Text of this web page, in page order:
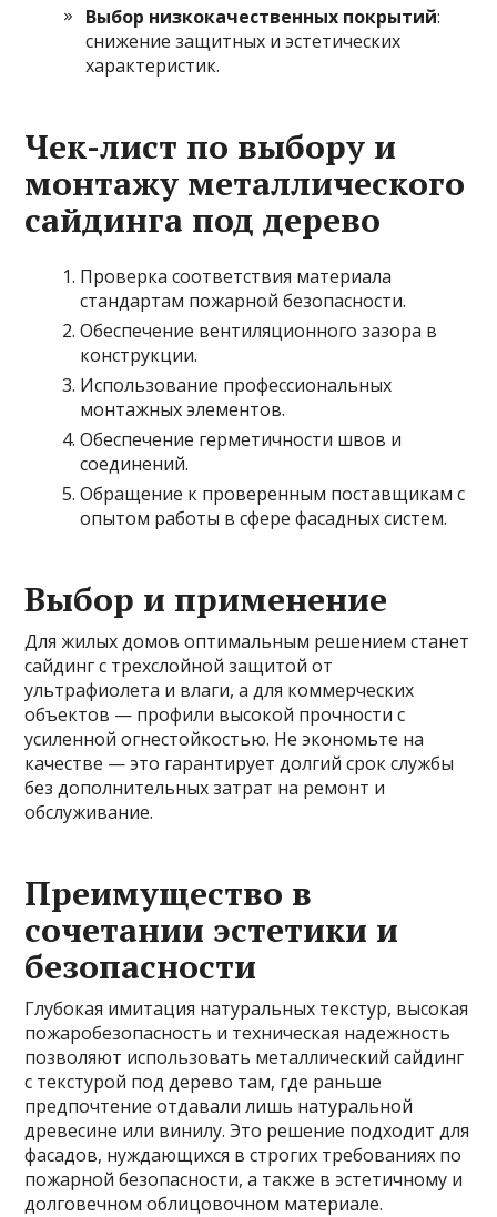
Выбор низкокачественных покрытий:
снижение защитных и эстетических
характеристик.
Чек-лист по выбору и
монтажу металлического
сайдинга под дерево
Проверка соответствия материала
стандартам пожарной безопасности.
Обеспечение вентиляционного зазора в
конструкции.
Использование профессиональных
монтажных элементов.
Обеспечение герметичности швов и
соединений.
Обращение к проверенным поставщикам с
опытом работы в сфере фасадных систем.
Выбор и применение
Для жилых домов оптимальным решением станет
сайдинг с трехслойной защитой от
ультрафиолета и влаги, а для коммерческих
объектов — профили высокой прочности с
усиленной огнестойкостью. Не экономьте на
качестве — это гарантирует долгий срок службы
без дополнительных затрат на ремонт и
обслуживание.
Преимущество в
сочетании эстетики и
безопасности
Глубокая имитация натуральных текстур, высокая
пожаробезопасность и техническая надежность
позволяют использовать металлический сайдинг
с текстурой под дерево там, где раньше
предпочтение отдавали лишь натуральной
древесине или винилу. Это решение подходит для
фасадов, нуждающихся в строгих требованиях по
пожарной безопасности, а также в эстетичному и
долговечном облицовочном материале.